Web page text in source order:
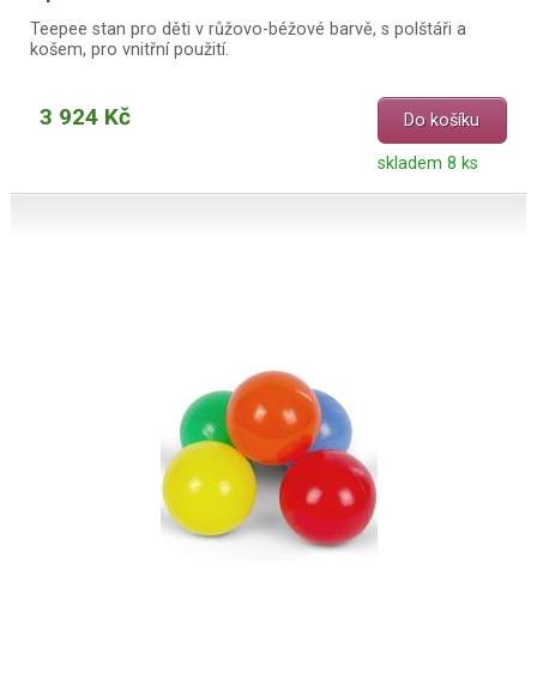
Teepee stan pro děti v růžovo-béžové barvě, s polštáři a
košem, pro vnitřní použití.
3 924 Kč Do košíku
skladem 8 ks